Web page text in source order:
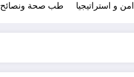
امن و استراتيجيا طب صحة ونصائح